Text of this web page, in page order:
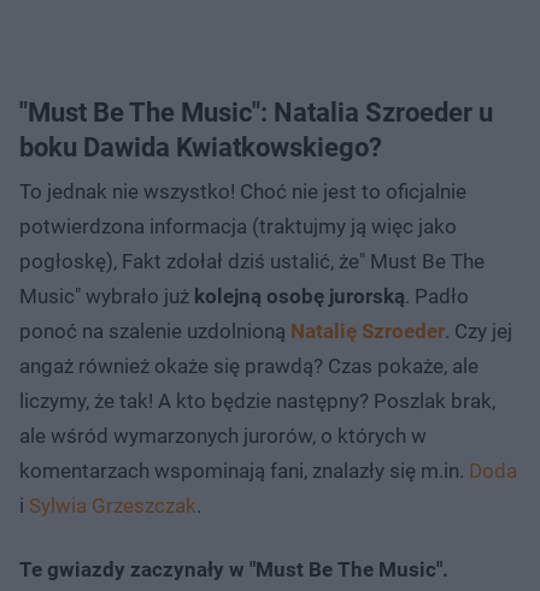
"Must Be The Music": Natalia Szroeder u
boku Dawida Kwiatkowskiego?
To jednak nie wszystko! Choć nie jest to oficjalnie
potwierdzona informacja (traktujmy ją więc jako
pogłoskę), Fakt zdołał dziś ustalić, że" Must Be The
Music" wybrało już kolejną osobę jurorską. Padło
ponoć na szalenie uzdolnioną Natalię Szroeder. Czy jej
angaż również okaże się prawdą? Czas pokaże, ale
liczymy, że tak! A kto będzie następny? Poszlak brak,
ale wśród wymarzonych jurorów, o których w
komentarzach wspominają fani, znalazły się m.in. Doda
i Sylwia Grzeszczak.
Te gwiazdy zaczynały w "Must Be The Music".